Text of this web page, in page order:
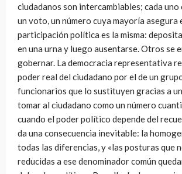
ciudadanos son intercambiables; cada uno
un voto, un número cuya mayoría asegura
participación política es la misma:
en una urna y luego ausentarse. Otros se
gobernar. La democracia representativa
poder real del ciudadano por el de un
funcionarios que lo sustituyen gracias a
tomar al ciudadano como un número
cuando el poder político depende del
da una consecuencia inevitable: la
todas las diferencias, y «las posturas que
reducidas a ese denominador común